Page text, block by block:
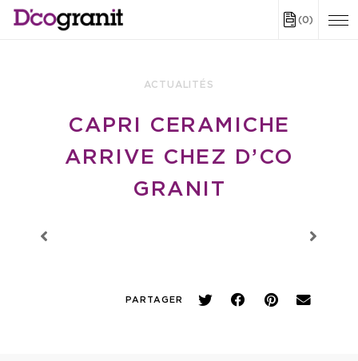
(0)
ACTUALITÉS
CAPRI CERAMICHE
ARRIVE CHEZ D’CO
GRANIT
PARTAGER